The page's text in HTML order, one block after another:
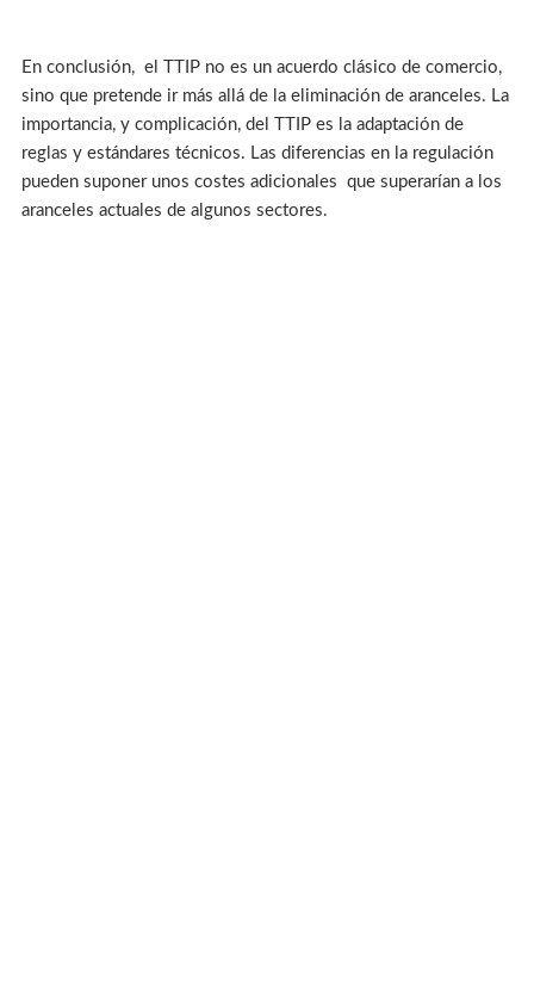
En conclusión, el TTIP no es un acuerdo clásico de comercio,
sino que pretende ir más allá de la eliminación de aranceles. La
importancia, y complicación, del TTIP es la adaptación de
reglas y estándares técnicos. Las diferencias en la regulación
pueden suponer unos costes adicionales que superarían a los
aranceles actuales de algunos sectores.